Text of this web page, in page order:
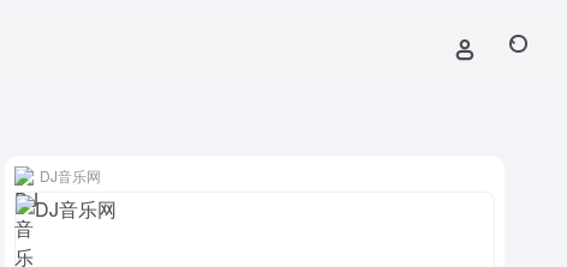
DJ音乐网